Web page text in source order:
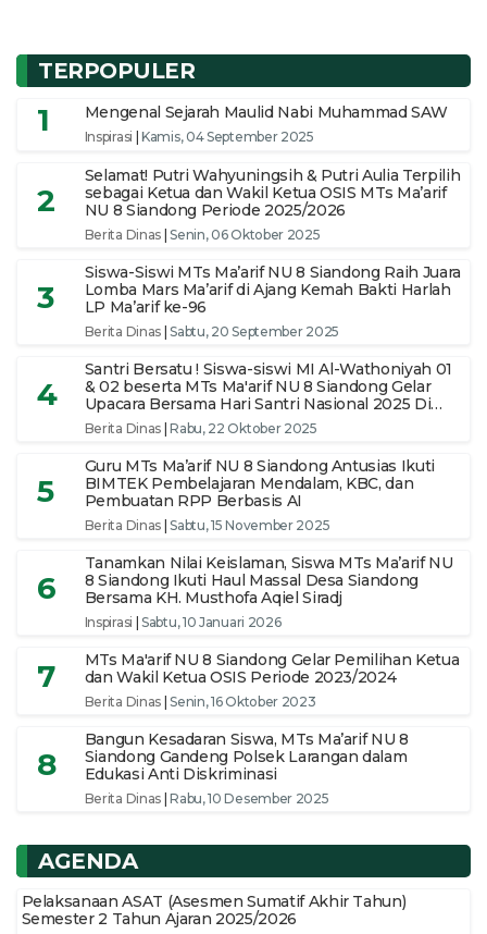
TERPOPULER
1 Mengenal Sejarah Maulid Nabi Muhammad SAW
Inspirasi |Kamis, 04 September 2025
2
Selamat! Putri Wahyuningsih & Putri Aulia Terpilih
sebagai Ketua dan Wakil Ketua OSIS MTs Ma’arif
NU 8 Siandong Periode 2025/2026
Berita Dinas |Senin, 06 Oktober 2025
3
Siswa-Siswi MTs Ma’arif NU 8 Siandong Raih Juara
Lomba Mars Ma’arif di Ajang Kemah Bakti Harlah
LP Ma’arif ke-96
Berita Dinas |Sabtu, 20 September 2025
4
Santri Bersatu ! Siswa-siswi MI Al-Wathoniyah 01
& 02 beserta MTs Ma'arif NU 8 Siandong Gelar
Upacara Bersama Hari Santri Nasional 2025 Di
pimpin Ketua Yayasan
Berita Dinas |Rabu, 22 Oktober 2025
5
Guru MTs Ma’arif NU 8 Siandong Antusias Ikuti
BIMTEK Pembelajaran Mendalam, KBC, dan
Pembuatan RPP Berbasis AI
Berita Dinas |Sabtu, 15 November 2025
6
Tanamkan Nilai Keislaman, Siswa MTs Ma’arif NU
8 Siandong Ikuti Haul Massal Desa Siandong
Bersama KH. Musthofa Aqiel Siradj
Inspirasi |Sabtu, 10 Januari 2026
7
MTs Ma'arif NU 8 Siandong Gelar Pemilihan Ketua
dan Wakil Ketua OSIS Periode 2023/2024
Berita Dinas |Senin, 16 Oktober 2023
8
Bangun Kesadaran Siswa, MTs Ma’arif NU 8
Siandong Gandeng Polsek Larangan dalam
Edukasi Anti Diskriminasi
Berita Dinas |Rabu, 10 Desember 2025
AGENDA
Pelaksanaan ASAT (Asesmen Sumatif Akhir Tahun)
Semester 2 Tahun Ajaran 2025/2026